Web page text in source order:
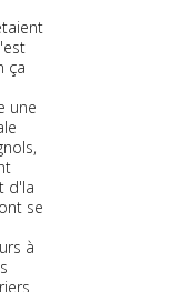
ça
une
d'la
se
à